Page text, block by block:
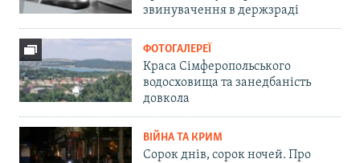
звинувачення в держзраді
ФОТОГАЛЕРЕЇ
Краса Сімферопольського
водосховища та занедбаність
довкола
ВІЙНА ТА КРИМ
Сорок днів, сорок ночей. Про